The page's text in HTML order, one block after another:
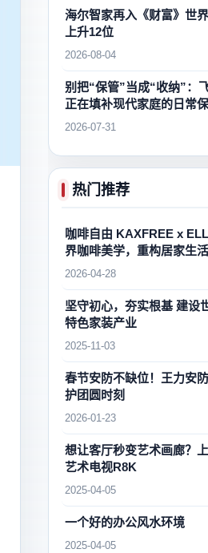
海尔智家再入《财富》世
上升12位
2026-08-04
别把“保管”当成“收纳”：
正在填补现代家庭的日常
2026-07-31
热门推荐
咖啡自由 KAXFREE x
界咖啡美学，重构居家生
2026-04-28
坚守初心，夯实根基 建设世界领先的中国
特色家装产业
2025-11-03
春节安防不缺位！王力安
护团圆时刻
2026-01-23
想让客厅秒变艺术画廊？
艺术电视R8K
2025-04-05
一个好的办公风水环境
2025-04-05